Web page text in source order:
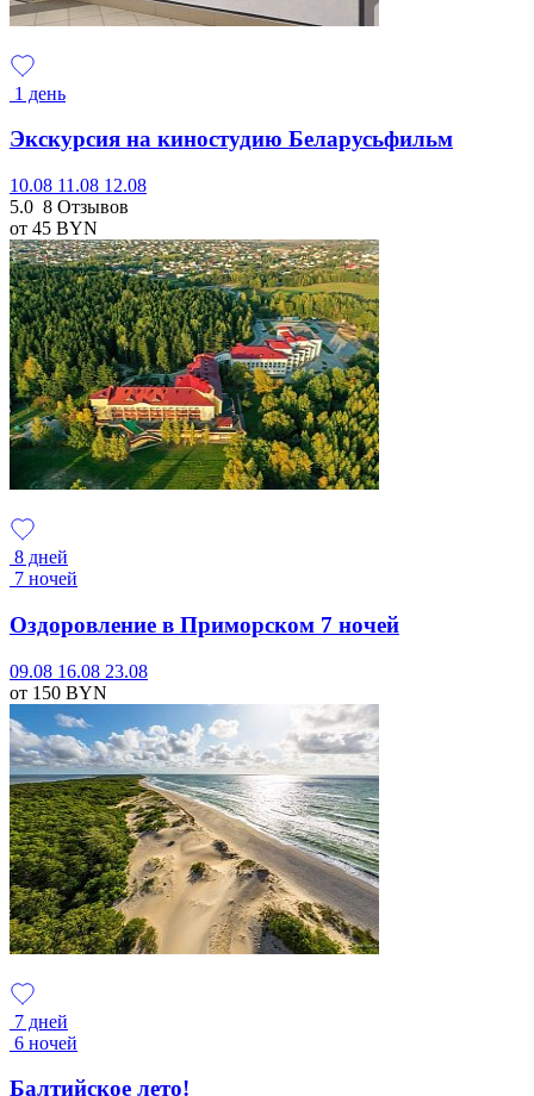
1 день
Экскурсия на киностудию Беларусьфильм
10.08 11.08 12.08
5.0 8 Отзывов
от 45 BYN
8 дней
7 ночей
Оздоровление в Приморском 7 ночей
09.08 16.08 23.08
от 150 BYN
7 дней
6 ночей
Балтийское лето!